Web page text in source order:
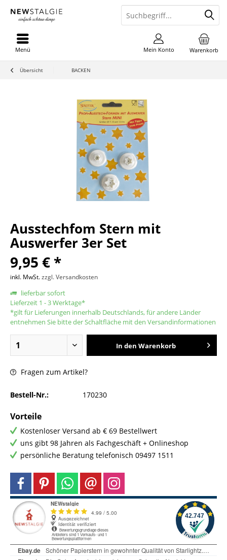
Warenkorb
Mein Konto
Menü
Übersicht BACKEN
Ausstechfom Stern mit
Auswerfer 3er Set
9,95 € *
inkl. MwSt.zzgl. Versandkosten
lieferbar sofort
Lieferzeit 1 - 3 Werktage*
*gilt für Lieferungen innerhalb Deutschlands, für andere Länder
entnehmen Sie bitte der Schaltfläche mit den Versandinformationen
In den Warenkorb
Fragen zum Artikel?
Bestell-Nr.: 170230
Vorteile
Kostenloser Versand ab € 69 Bestellwert
uns gibt 98 Jahren als Fachgeschäft + Onlineshop
persönliche Beratung telefonisch 09497 1511